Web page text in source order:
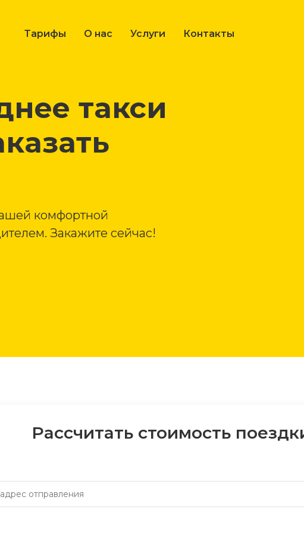
Тарифы О нас Услуги Контакты
такси
комфортной
Закажите сейчас!
Рассчитать стоимость